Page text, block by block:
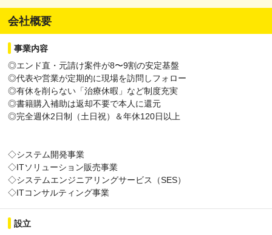
会社概要
事業内容
◎エンド直・元請け案件が8〜9割の安定基盤
◎代表や営業が定期的に現場を訪問しフォロー
◎有休を削らない「治療休暇」など制度充実
◎書籍購入補助は返却不要で本人に還元
◎完全週休2日制（土日祝）＆年休120日以上
◇システム開発事業
◇ITソリューション販売事業
◇システムエンジニアリングサービス（SES）
◇ITコンサルティング事業
設立